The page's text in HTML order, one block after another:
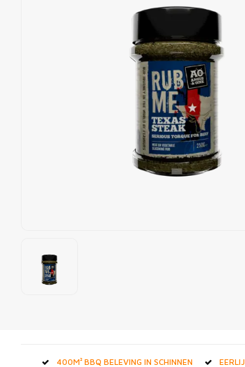
400M² BBQ BELEVING IN SCHINNEN